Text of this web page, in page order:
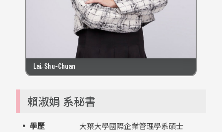
Lai, Shu-Chuan
賴淑娟 系秘書
學歷 大葉大學國際企業管理學系碩士